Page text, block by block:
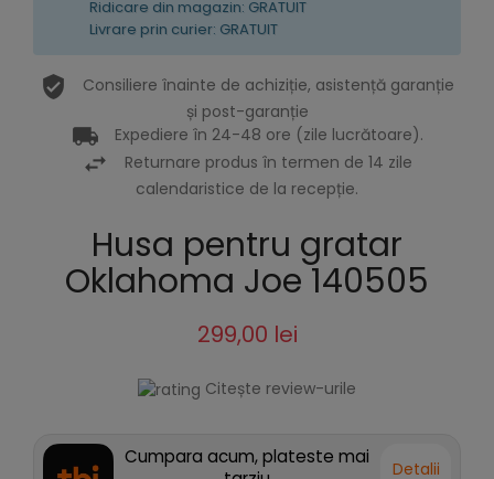
Ridicare din magazin: GRATUIT
Livrare prin curier: GRATUIT
Consiliere înainte de achiziție, asistență garanție
și post-garanție
Expediere în 24-48 ore (zile lucrătoare).
Returnare produs în termen de 14 zile
calendaristice de la recepție.
Husa pentru gratar
Oklahoma Joe 140505
299,00 lei
Citește review-urile
Cumpara acum, plateste mai
Detalii